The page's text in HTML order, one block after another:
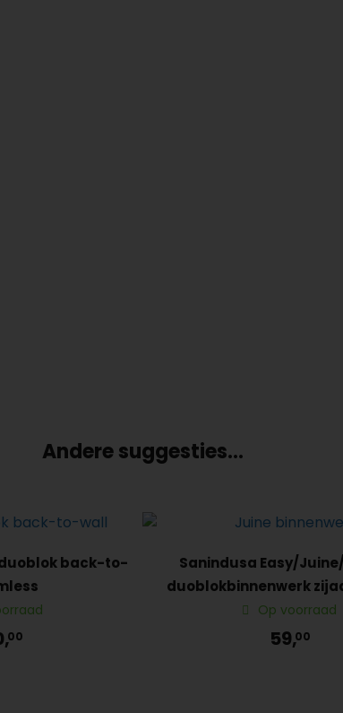
Andere suggesties…
back-to-
00
Sanindusa Easy/
duoblokbinnenwerk
Op voorraad
59,00